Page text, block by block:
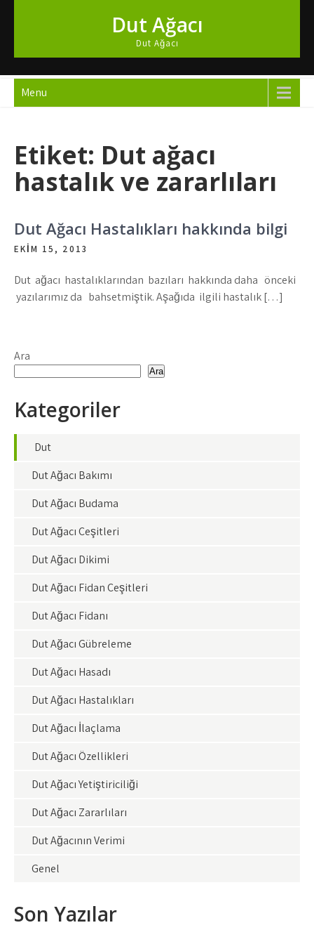
Dut Ağacı
Dut Ağacı
Menu
Etiket: Dut ağacı
hastalık ve zararlıları
Dut Ağacı Hastalıkları hakkında bilgi
EKIM 15, 2013
Dut ağacı hastalıklarından bazıları hakkında daha önceki
yazılarımız da bahsetmiştik. Aşağıda ilgili hastalık […]
Ara
Ara
Kategoriler
Dut
Dut Ağacı Bakımı
Dut Ağacı Budama
Dut Ağacı Çeşitleri
Dut Ağacı Dikimi
Dut Ağacı Fidan Çeşitleri
Dut Ağacı Fidanı
Dut Ağacı Gübreleme
Dut Ağacı Hasadı
Dut Ağacı Hastalıkları
Dut Ağacı İlaçlama
Dut Ağacı Özellikleri
Dut Ağacı Yetiştiriciliği
Dut Ağacı Zararlıları
Dut Ağacının Verimi
Genel
Son Yazılar